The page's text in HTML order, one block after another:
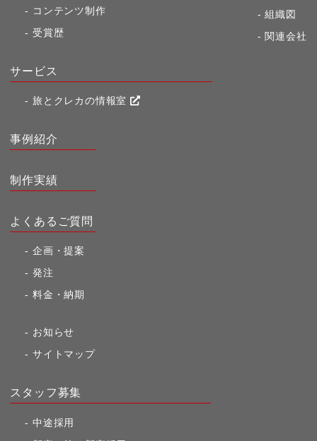
コンテンツ制作
受賞歴
サービス
旅とクレカの情報室
組織図
関連会社
事例紹介
制作実績
よくあるご質問
企画・提案
発注
料金・納期
お知らせ
サイトマップ
スタッフ募集
中途採用